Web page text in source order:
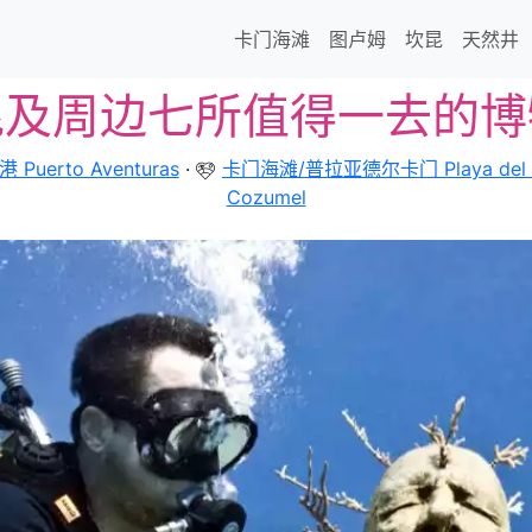
卡门海滩 图卢姆 坎昆 天然井
周边七所值得一去的
Puerto Aventuras·
卡门海滩/普拉亚德尔卡门 Playa
Cozumel